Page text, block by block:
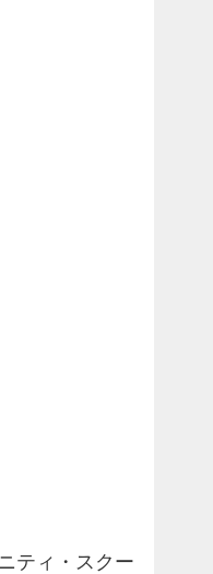
ティ・スクー